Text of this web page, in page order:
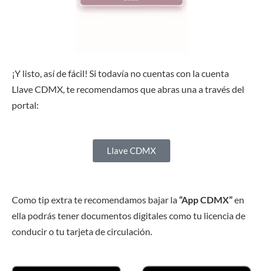
¡Y listo, así de fácil! Si todavía no cuentas con la cuenta
Llave CDMX, te recomendamos que abras una a través del
portal:
Llave CDMX
Como tip extra te recomendamos bajar la“App CDMX”en
ella podrás tener documentos digitales como tu licencia de
conducir o tu tarjeta de circulación.